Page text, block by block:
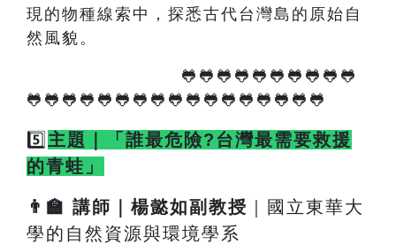
現的物種線索中，探悉古代台灣島的原始自
然風貌。
🐸🐸🐸🐸🐸🐸🐸🐸🐸🐸
🐸🐸🐸🐸🐸🐸🐸🐸🐸🐸🐸🐸🐸🐸🐸🐸🐸
5️⃣ 主題｜「誰最危險?台灣最需要救援
的青蛙」
👨 🏫 講師｜楊懿如副教授 ｜國立東華大
學的自然資源與環境學系